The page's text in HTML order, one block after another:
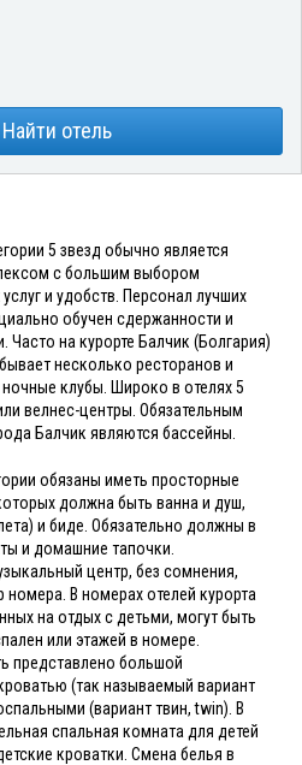
Найти отель
5 звезд обычно является
с большим выбором
и удобств. Персонал лучших
обучен сдержанности и
на курорте Балчик (Болгария)
несколько ресторанов и
клубы. Широко в отелях 5
велнес-центры. Обязательным
Балчик являются бассейны.
обязаны иметь просторные
должна быть ванна и душ,
и биде. Обязательно должны в
и домашние тапочки.
центр, без сомнения,
В номерах отелей курорта
на отдых с детьми, могут быть
или этажей в номере.
представлено большой
(так называемый вариант
(вариант твин, twin). В
спальная комната для детей
кроватки. Смена белья в